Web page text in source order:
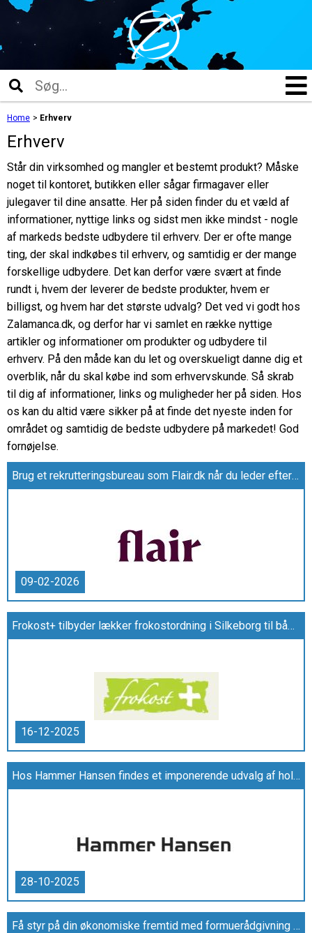
Home > Erhverv
Erhverv
Står din virksomhed og mangler et bestemt produkt? Måske
noget til kontoret, butikken eller sågar firmagaver eller
julegaver til dine ansatte. Her på siden finder du et væld af
informationer, nyttige links og sidst men ikke mindst - nogle
af markeds bedste udbydere til erhverv. Der er ofte mange
ting, der skal indkøbes til erhverv, og samtidig er der mange
forskellige udbydere. Det kan derfor være svært at finde
rundt i, hvem der leverer de bedste produkter, hvem er
billigst, og hvem har det største udvalg? Det ved vi godt hos
Zalamanca.dk, og derfor har vi samlet en række nyttige
artikler og informationer om produkter og udbydere til
erhverv. På den måde kan du let og overskueligt danne dig et
overblik, når du skal købe ind som erhvervskunde. Så skrab
til dig af informationer, links og muligheder her på siden. Hos
os kan du altid være sikker på at finde det nyeste inden for
området og samtidig de bedste udbydere på markedet! God
fornøjelse.
Brug et rekrutteringsbureau som Flair.dk når du leder efter det rette match
09-02-2026
Frokost+ tilbyder lækker frokostordning i Silkeborg til både små og store virksomheder
16-12-2025
Hos Hammer Hansen findes et imponerende udvalg af holdbare kontorartikler
28-10-2025
Få styr på din økonomiske fremtid med formuerådgivning hos PrivatRevision